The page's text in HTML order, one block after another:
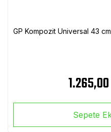
GP Kompozit Universal 43
Sepete